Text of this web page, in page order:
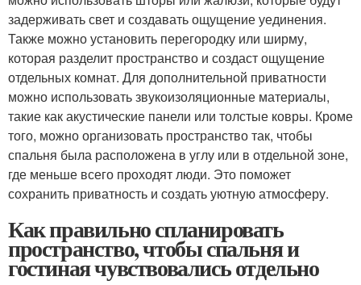
задерживать свет и создавать ощущение уединения.
Также можно установить перегородку или ширму,
которая разделит пространство и создаст ощущение
отдельных комнат. Для дополнительной приватности
можно использовать звукоизоляционные материалы,
такие как акустические панели или толстые ковры. Кроме
того, можно организовать пространство так, чтобы
спальня была расположена в углу или в отдельной зоне,
где меньше всего проходят люди. Это поможет
сохранить приватность и создать уютную атмосферу.
Как правильно спланировать
пространство, чтобы спальня и
гостиная чувствовались отдельно